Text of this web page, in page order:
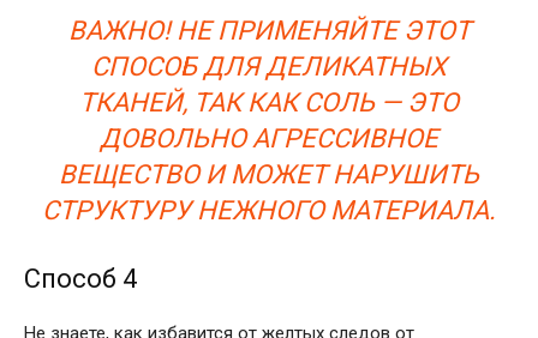
ВАЖНО! НЕ ПРИМЕНЯЙТЕ ЭТОТ
СПОСОБ ДЛЯ ДЕЛИКАТНЫХ
ТКАНЕЙ, ТАК КАК СОЛЬ — ЭТО
ДОВОЛЬНО АГРЕССИВНОЕ
ВЕЩЕСТВО И МОЖЕТ НАРУШИТЬ
СТРУКТУРУ НЕЖНОГО МАТЕРИАЛА.
Способ 4
Не знаете, как избавится от желтых следов от